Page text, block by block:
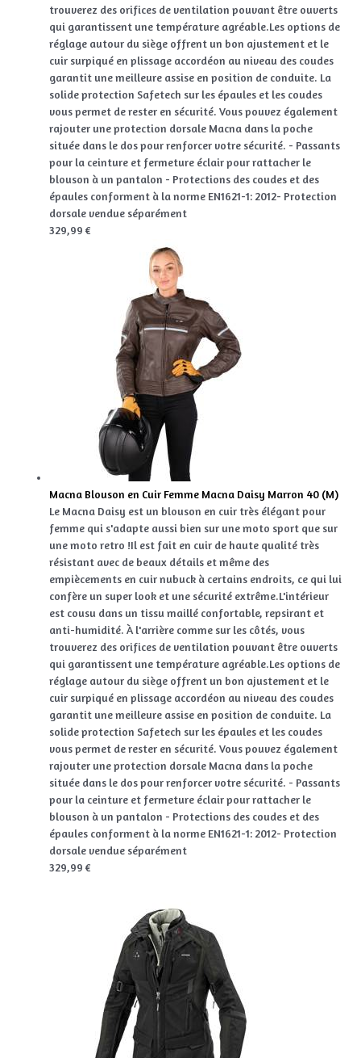
trouverez des orifices de ventilation pouvant être ouverts
qui garantissent une température agréable.Les options de
réglage autour du siège offrent un bon ajustement et le
cuir surpiqué en plissage accordéon au niveau des coudes
garantit une meilleure assise en position de conduite. La
solide protection Safetech sur les épaules et les coudes
vous permet de rester en sécurité. Vous pouvez également
rajouter une protection dorsale Macna dans la poche
située dans le dos pour renforcer votre sécurité. - Passants
pour la ceinture et fermeture éclair pour rattacher le
blouson à un pantalon - Protections des coudes et des
épaules conforment à la norme EN1621-1: 2012- Protection
dorsale vendue séparément
329,99 €
Macna Blouson en Cuir Femme Macna Daisy Marron 40 (M)
Le Macna Daisy est un blouson en cuir très élégant pour
femme qui s'adapte aussi bien sur une moto sport que sur
une moto retro !Il est fait en cuir de haute qualité très
résistant avec de beaux détails et même des
empiècements en cuir nubuck à certains endroits, ce qui lui
confère un super look et une sécurité extrême.L'intérieur
est cousu dans un tissu maillé confortable, repsirant et
anti-humidité. À l'arrière comme sur les côtés, vous
trouverez des orifices de ventilation pouvant être ouverts
qui garantissent une température agréable.Les options de
réglage autour du siège offrent un bon ajustement et le
cuir surpiqué en plissage accordéon au niveau des coudes
garantit une meilleure assise en position de conduite. La
solide protection Safetech sur les épaules et les coudes
vous permet de rester en sécurité. Vous pouvez également
rajouter une protection dorsale Macna dans la poche
située dans le dos pour renforcer votre sécurité. - Passants
pour la ceinture et fermeture éclair pour rattacher le
blouson à un pantalon - Protections des coudes et des
épaules conforment à la norme EN1621-1: 2012- Protection
dorsale vendue séparément
329,99 €